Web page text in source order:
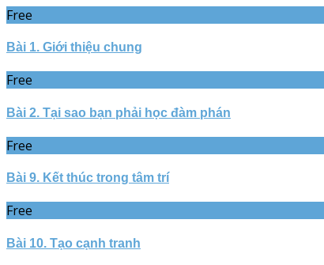
Free
Bài 1. Giới thiệu chung
Free
Bài 2. Tại sao bạn phải học đàm phán
Free
Bài 9. Kết thúc trong tâm trí
Free
Bài 10. Tạo cạnh tranh